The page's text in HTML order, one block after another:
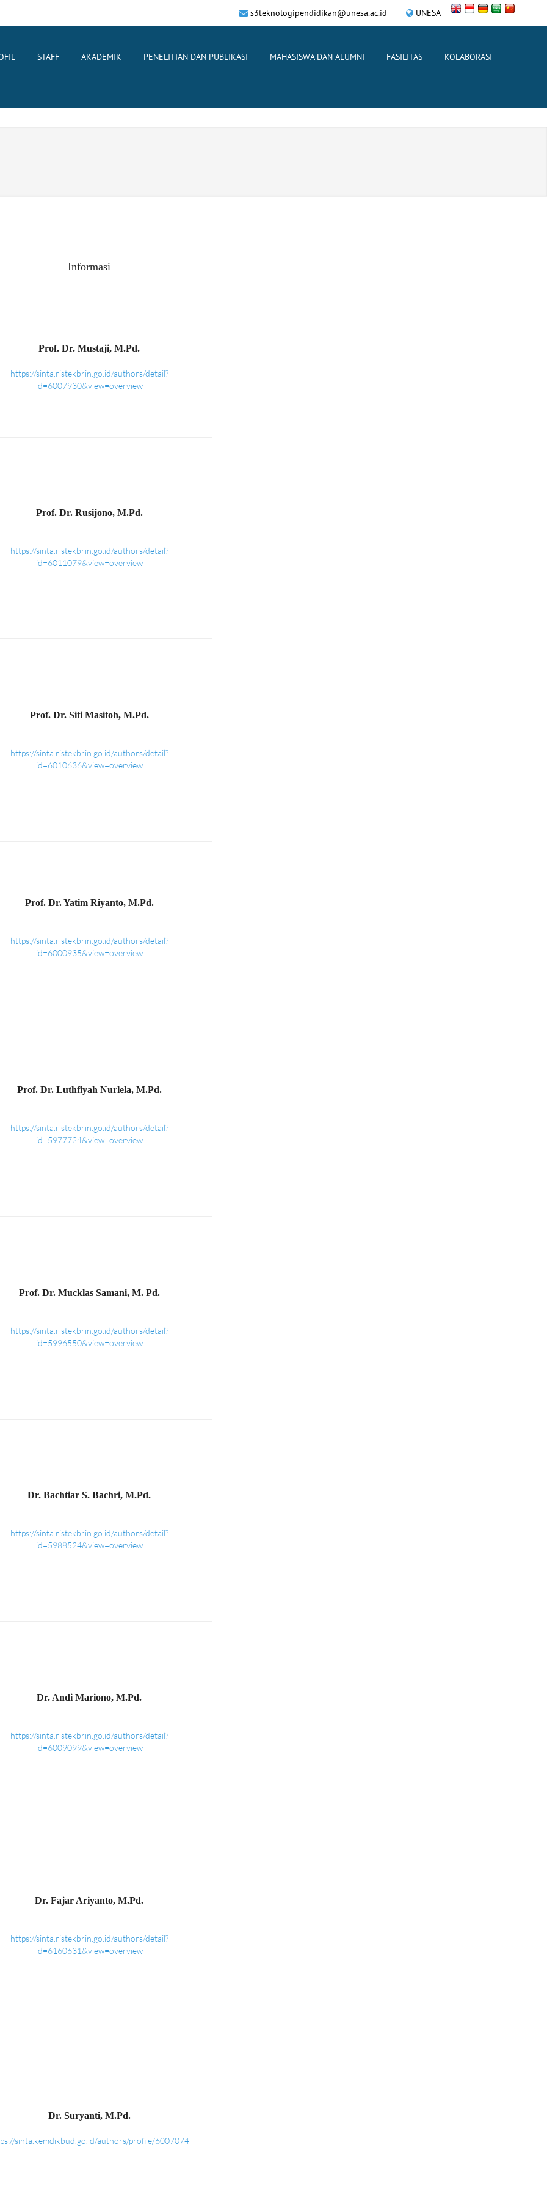
UNESA
s3teknologipendidikan@unesa.ac.id
STAFF AKADEMIK PENELITIAN DAN PUBLIKASI MAHASISWA DAN ALUMNI FASILITAS KOLABORASI
Informasi
Prof. Dr. Mustaji, M.Pd.
https://sinta.ristekbrin.go.id/authors/detail?
id=6007930&view=overview
Prof. Dr. Rusijono, M.Pd.
https://sinta.ristekbrin.go.id/authors/detail?
id=6011079&view=overview
Prof. Dr. Siti Masitoh, M.Pd.
https://sinta.ristekbrin.go.id/authors/detail?
id=6010636&view=overview
Prof. Dr. Yatim Riyanto, M.Pd.
https://sinta.ristekbrin.go.id/authors/detail?
id=6000935&view=overview
Prof. Dr. Luthfiyah Nurlela, M.Pd.
https://sinta.ristekbrin.go.id/authors/detail?
id=5977724&view=overview
Prof. Dr. Mucklas Samani, M. Pd.
https://sinta.ristekbrin.go.id/authors/detail?
id=5996550&view=overview
Dr. Bachtiar S. Bachri, M.Pd.
https://sinta.ristekbrin.go.id/authors/detail?
id=5988524&view=overview
Dr. Andi Mariono, M.Pd.
https://sinta.ristekbrin.go.id/authors/detail?
id=6009099&view=overview
Dr. Fajar Ariyanto, M.Pd.
https://sinta.ristekbrin.go.id/authors/detail?
id=6160631&view=overview
Dr. Suryanti, M.Pd.
sinta.kemdikbud.go.id/authors/profile/6007074